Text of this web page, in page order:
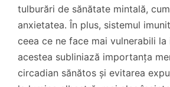
tulburări de sănătate mintală,
anxietatea. În plus, sistemul
ceea ce ne face mai vulnerabili
acestea subliniază importanța
circadian sănătos și evitarea